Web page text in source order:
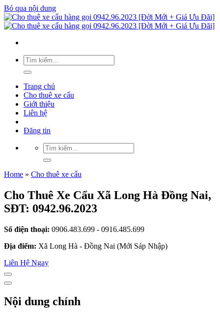
Bỏ qua nội dung
Trang chủ
Cho thuê xe cẩu
Giới thiệu
Liên hệ
Đăng tin
Home » Cho thuê xe cẩu
Cho Thuê Xe Cẩu Xã Long Hà Đồng Nai,
SĐT: 0942.96.2023
Số điện thoại: 0906.483.699 - 0916.485.699
Địa điểm: Xã Long Hà - Đồng Nai (Mới Sáp Nhập)
Liên Hệ Ngay
Nội dung chính